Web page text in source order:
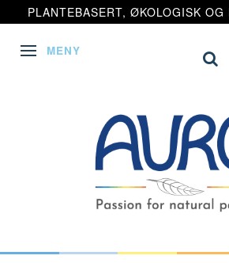
PLANTEBASERT, ØKOLOGISK OG
VEKSLE NAVIGASJON
MENY